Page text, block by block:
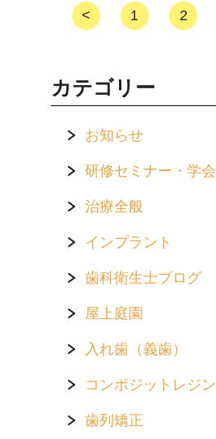
< 1 2
カテゴリー
お知らせ
研修セミナー・学会
治療全般
インプラント
歯科衛生士ブログ
屋上庭園
入れ歯（義歯）
コンポジットレジン
歯列矯正